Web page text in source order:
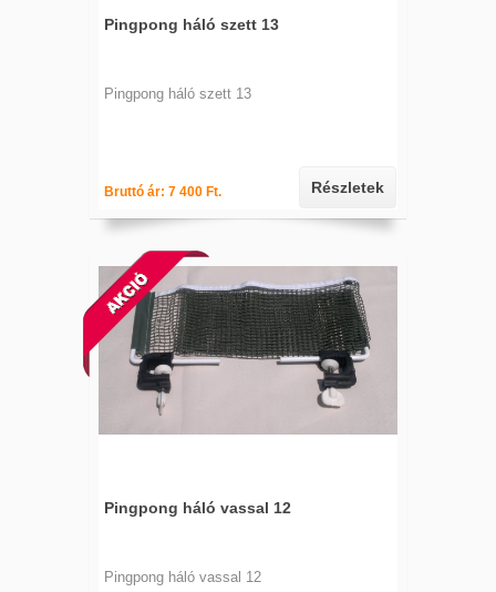
Pingpong háló szett 13
Pingpong háló szett 13
Bruttó ár: 7 400 Ft. Részletek
Pingpong háló vassal 12
Pingpong háló vassal 12